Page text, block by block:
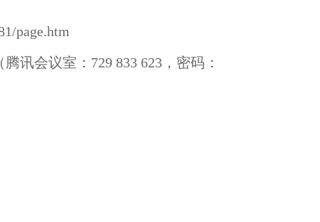
page.htm
讯会议室：729 833 623，密码：